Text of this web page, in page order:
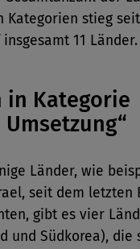
Kategorien stieg
11 Länder.
in Kategorie
Länder, wie
seit dem letzten
gibt es vier
und Südkorea), die